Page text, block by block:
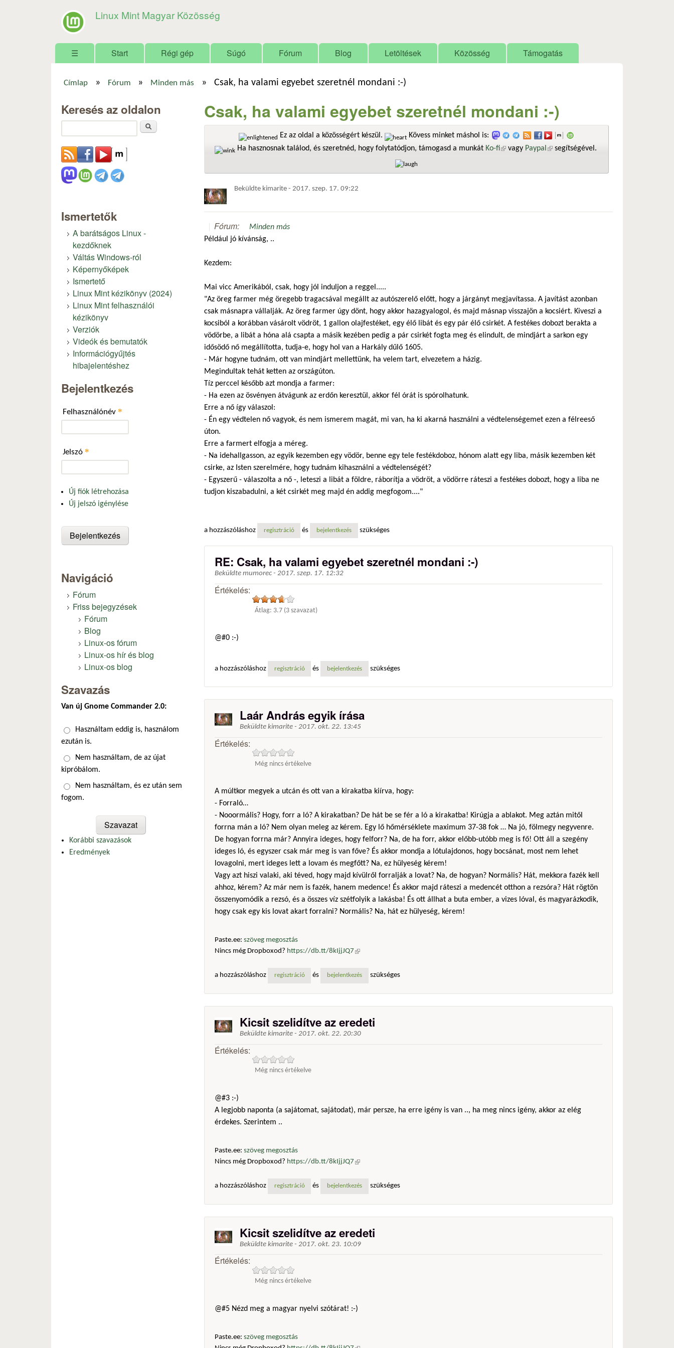
Linux Mint Magyar Közösség
Főmenü
☰ Start Régi gép Súgó Fórum Blog Letöltések Közösség Támogatás
Címlap » Fórum » Minden más » Csak, ha valami egyebet szeretnél mondani :-)
Csak, ha valami egyebet szeretnél mondani :-)
Ez az oldal a közösségért készül.
Kövess minket máshol is:
Ha hasznosnak találod, és szeretnéd, hogy folytatódjon, támogasd a munkát Ko-fi(külső hivatkozás)
vagy Paypal (külső hivatkozás)
segítségével.
Beküldte kimarite - 2017. szep. 17. 09:22
Fórum:
Minden más
Például jó kívánság, ..
Kezdem:
Mai vicc Amerikából, csak, hogy jól induljon a reggel.....
"Az öreg farmer még öregebb tragacsával megállt az autószerelő előtt, hogy a járgányt megjavítassa. A javítást azonban
csak másnapra vállalják. Az öreg farmer úgy dönt, hogy akkor hazagyalogol, és majd másnap visszajön a kocsiért. Kiveszi a
kocsiból a korábban vásárolt vödröt, 1 gallon olajfestéket, egy élő libát és egy pár élő csirkét. A festékes dobozt berakta a
vödörbe, a libát a hóna alá csapta a másik kezében pedig a pár csirkét fogta meg és elindult, de mindjárt a sarkon egy
idősödő nő megállította, tudja-e, hogy hol van a Harkály dűlő 1605.
- Már hogyne tudnám, ott van mindjárt mellettünk, ha velem tart, elvezetem a házig.
Megindultak tehát ketten az országúton.
Tíz perccel később azt mondja a farmer:
- Ha ezen az ösvényen átvágunk az erdőn keresztül, akkor fél órát is spórolhatunk.
Erre a nő így válaszol:
- Én egy védtelen nő vagyok, és nem ismerem magát, mi van, ha ki akarná használni a védtelenségemet ezen a félreeső
úton.
Erre a farmert elfogja a méreg.
- Na idehallgasson, az egyik kezemben egy vödör, benne egy tele festékdoboz, hónom alatt egy liba, másik kezemben két
csirke, az Isten szerelmére, hogy tudnám kihasználni a védtelenségét?
- Egyszerű - válaszolta a nő -, leteszi a libát a földre, ráborítja a vödröt, a vödörre ráteszi a festékes dobozt, hogy a liba ne
tudjon kiszabadulni, a két csirkét meg majd én addig megfogom...."
a hozzászóláshoz regisztráció és bejelentkezés szükséges
RE: Csak, ha valami egyebet szeretnél mondani :-)
Beküldte mumorec - 2017. szep. 17. 12:32
Értékelés:
Átlag: 3.7 (3 szavazat)
@#0 :-)
a hozzászóláshoz regisztráció és bejelentkezés szükséges
Laár András egyik írása
Beküldte kimarite - 2017. okt. 22. 13:45
Értékelés:
Még nincs értékelve
A múltkor megyek a utcán és ott van a kirakatba kiírva, hogy:
- Forraló…
- Nooormális? Hogy, forr a ló? A kirakatban? De hát be se fér a ló a kirakatba! Kirúgja a ablakot. Meg aztán mitől
forrna mán a ló? Nem olyan meleg az kérem. Egy lő hőmérséklete maximum 37-38 fok … Na jó, fölmegy negyvenre.
De hogyan forrna már? Annyira ideges, hogy felforr? Na, de ha forr, akkor előbb-utóbb meg is fő! Ott áll a szegény
ideges ló, és egyszer csak már meg is van főve? És akkor mondja a lótulajdonos, hogy bocsánat, most nem lehet
lovagolni, mert ideges lett a lovam és megfőtt? Na, ez hülyeség kérem!
Vagy azt hiszi valaki, aki téved, hogy majd kívülről forralják a lovat? Na, de hogyan? Normális? Hát, mekkora fazék kell
ahhoz, kérem? Az már nem is fazék, hanem medence! És akkor majd ráteszi a medencét otthon a rezsóra? Hát rögtön
összenyomódik a rezsó, és a összes víz szétfolyik a lakásba! És ott állhat a buta ember, a vizes lóval, és magyarázkodik,
hogy csak egy kis lovat akart forralni? Normális? Na, hát ez hülyeség, kérem!
Paste.ee: szöveg megosztás
Nincs még Dropboxod? https://db.tt/8kIjjJQ7 (külső hivatkozás)
a hozzászóláshoz regisztráció és bejelentkezés szükséges
Kicsit szelidítve az eredeti
Beküldte kimarite - 2017. okt. 22. 20:30
Értékelés:
Még nincs értékelve
@#3 :-)
A legjobb naponta (a sajátomat, sajátodat), már persze, ha erre igény is van .., ha meg nincs igény, akkor az elég
érdekes. Szerintem ..
Paste.ee: szöveg megosztás
Nincs még Dropboxod? https://db.tt/8kIjjJQ7 (külső hivatkozás)
a hozzászóláshoz regisztráció és bejelentkezés szükséges
Kicsit szelidítve az eredeti
Beküldte kimarite - 2017. okt. 23. 10:09
Értékelés:
Még nincs értékelve
@#5 Nézd meg a magyar nyelvi szótárat! :-)
Paste.ee: szöveg megosztás
Keresés az oldalon
Ismertetők
A barátságos Linux -
kezdőknek
Váltás Windows-ról
Képernyőképek
Ismertető
Linux Mint kézikönyv (2024)
Linux Mint felhasználói
kézikönyv
Verziók
Videók és bemutatók
Információgyűjtés
hibajelentéshez
Bejelentkezés
Felhasználónév *
Jelszó *
Új fiók létrehozása
Új jelszó igénylése
Navigáció
Fórum
Friss bejegyzések
Fórum
Blog
Linux-os fórum
Linux-os hír és blog
Linux-os blog
Szavazás
Van új Gnome Commander 2.0:
Választások
Használtam eddig is, használom
ezután is.
Nem használtam, de az újat
kipróbálom.
Nem használtam, és ez után sem
fogom.
Korábbi szavazások
Eredmények